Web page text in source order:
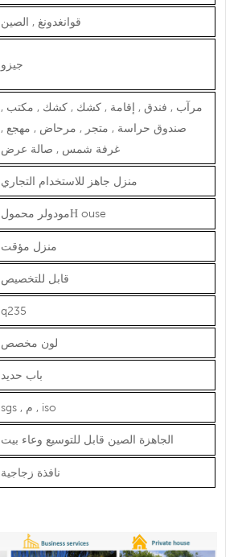
قوانغدونغ , الصين
جيزو
مرآب , فندق , إقامة , كشك , كشك , مكتب ,
صندوق حراسة , متجر , مرحاض , مهجع ,
غرفة شمس , صالة عرض
منزل جاهز للاستخدام التجاري
مودولر محمولH ouse
منزل مؤقت
قابل للتخصيص
q235
لون مخصص
باب حديد
sgs , م , iso
الجاهزة الصين قابل للتوسيع وعاء بيت
نافذة زجاجية